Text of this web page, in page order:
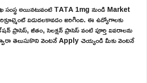
సంస్థ అయినటువంటి TATA 1mg నుండి Market
విడుదలకావడం జరిగింది. ఈ ఉద్యోగాలకు
ప్రాసెస్, జీతం, సెలక్షన్ ప్రాసెస్ వంటి పూర్తి వివరాలను
తెలుసుకొని వెంటనే Apply చెయ్యండి మీకు వెంటనే